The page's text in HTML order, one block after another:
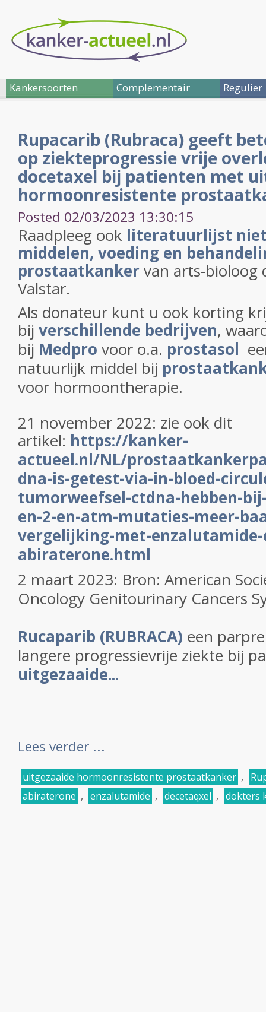
Kankersoorten Complementair Regulier
Rupacarib (Rubraca) geeft
op ziekteprogressie vrije
docetaxel bij patienten met
hormoonresistente
Posted 02/03/2023 13:30:15
Raadpleeg ook literatuurlijst
middelen, voeding en
prostaatkankervan arts-bioloog
Valstar.
Als donateur kunt u ook korting
bij verschillende bedrijven,
bij Medpro voor o.a. prostasol
natuurlijk middel bij
voor hormoontherapie.
21 november 2022: zie ook dit
artikel: https://kanker-
actueel.nl/NL/
dna-is-getest-via-in-bloed-
tumorweefsel-ctdna-hebben-
en-2-en-atm-mutaties-meer-
vergelijking-met-enzalutamide-
abiraterone.html
2 maart 2023: Bron: American
Oncology Genitourinary Cancers
Rucaparib (RUBRACA) een
langere progressievrije ziekte bij
uitgezaaide...
Lees verder ...
uitgezaaide hormoonresistente prostaatkanker ,
abiraterone , enzalutamide , decetaqxel , dokters